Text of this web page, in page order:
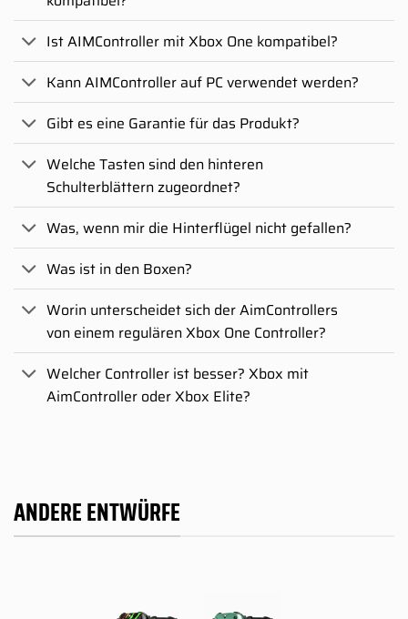
Ist AIMController mit Xbox One kompatibel?
Kann AIMController auf PC verwendet werden?
Gibt es eine Garantie für das Produkt?
Welche Tasten sind den hinteren
Schulterblättern zugeordnet?
Was, wenn mir die Hinterflügel nicht gefallen?
Was ist in den Boxen?
Worin unterscheidet sich der AimControllers
von einem regulären Xbox One Controller?
Welcher Controller ist besser? Xbox mit
AimController oder Xbox Elite?
ANDERE ENTWÜRFE